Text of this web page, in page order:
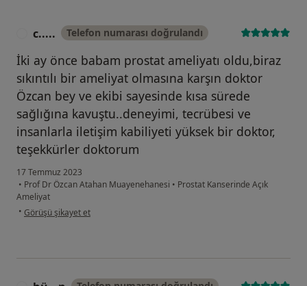
c..... Telefon numarası doğrulandı
İki ay önce babam prostat ameliyatı oldu,biraz
sıkıntılı bir ameliyat olmasına karşın doktor
Özcan bey ve ekibi sayesinde kısa sürede
sağlığına kavuştu..deneyimi, tecrübesi ve
insanlarla iletişim kabiliyeti yüksek bir doktor,
teşekkürler doktorum
17 Temmuz 2023
• Prof Dr Özcan Atahan Muayenehanesi • Prostat Kanserinde Açık
Ameliyat
• kullanıcının görüşüne göre c.....
Görüşü şikayet et